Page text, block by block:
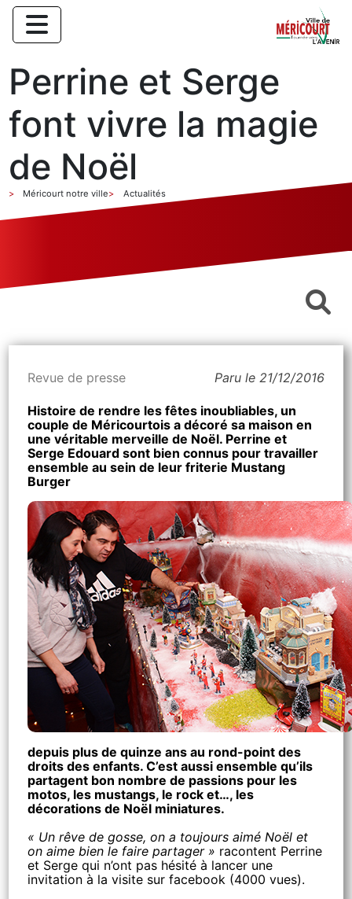
Perrine et Serge
font vivre la magie
de Noël
Méricourt notre ville Actualités
Revue de presse Paru le 21/12/2016
Histoire de rendre les fêtes inoubliables, un
couple de Méricourtois a décoré sa maison en
une véritable merveille de Noël. Perrine et
Serge Edouard sont bien connus pour travailler
ensemble au sein de leur friterie Mustang
Burger
depuis plus de quinze ans au rond-point des
droits des enfants. C’est aussi ensemble qu’ils
partagent bon nombre de passions pour les
motos, les mustangs, le rock et…, les
décorations de Noël miniatures.
« Un rêve de gosse, on a toujours aimé Noël et
on aime bien le faire partager » racontent Perrine
et Serge qui n’ont pas hésité à lancer une
invitation à la visite sur facebook (4000 vues).